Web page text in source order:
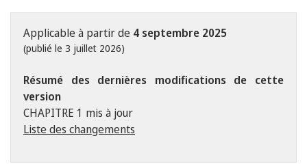
Applicable à partir de 4 septembre 2025
(publié le 3 juillet 2026)
Résumé des dernières modifications de cette
version
CHAPITRE 1 mis à jour
Liste des changements